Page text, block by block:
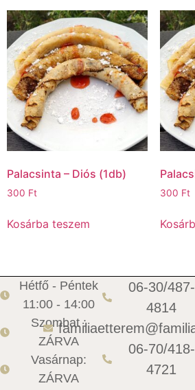
Palacsinta – Diós (1db)
300 Ft
Kosárba teszem
300 Ft
Hétfő - Péntek
11:00 - 14:00
Szombat :
ZÁRVA
Vasárnap:
ZÁRVA
06-30/487-
4814
06-70/418-
4721